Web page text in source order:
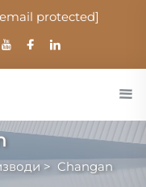
protected]
> Changan